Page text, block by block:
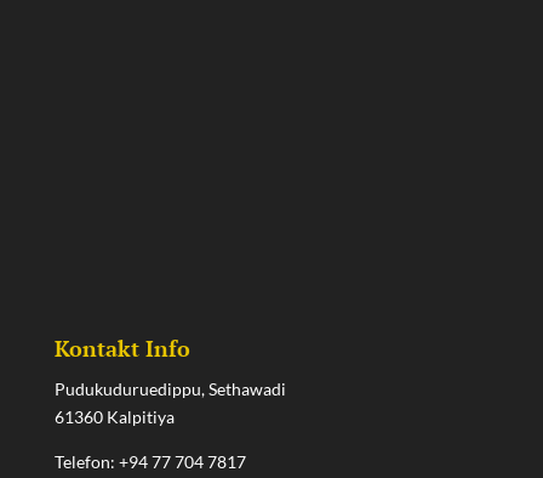
Kontakt Info
Pudukuduruedippu, Sethawadi
61360 Kalpitiya
Telefon: +94 77 704 7817